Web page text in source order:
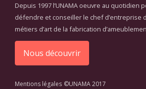
Depuis 1997 l’UNAMA oeuvre au quotidien
défendre et conseiller le chef d’entreprise
métiers d’art de la fabrication
Nous découvrir
Mentions légales ©UNAMA 2017